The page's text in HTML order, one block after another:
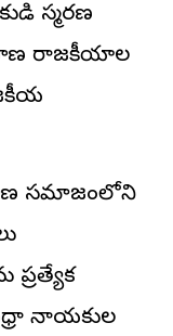
స్మరణ
రాజకీయాల
సమాజంలోని
ప్రత్యేక
నాయకుల